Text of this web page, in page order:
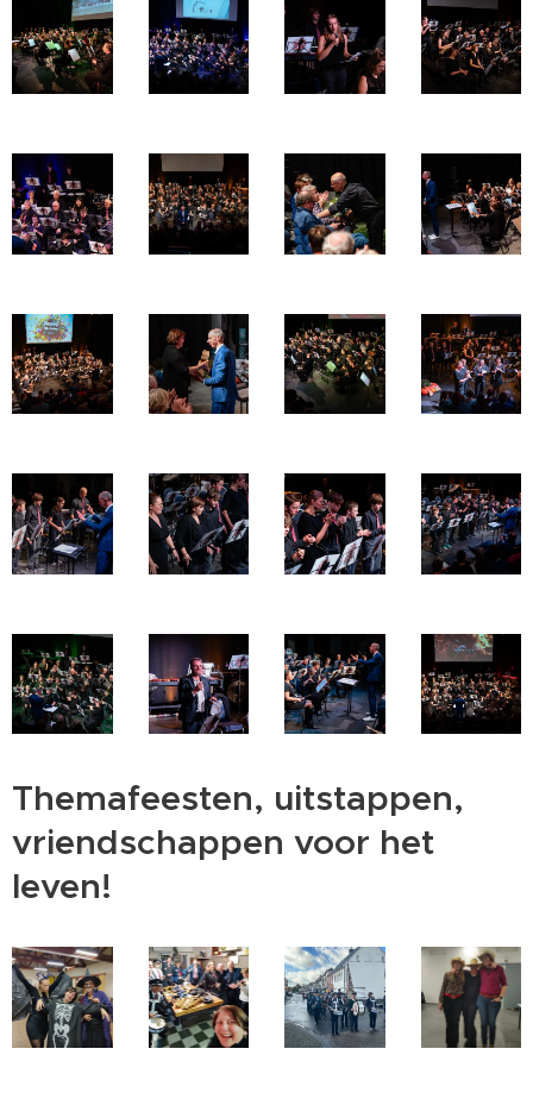
Themafeesten, uitstappen,
vriendschappen voor het
leven!